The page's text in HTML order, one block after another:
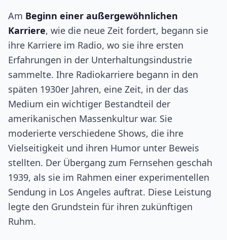
Am Beginn einer außergewöhnlichen
Karriere, wie die neue Zeit fordert, begann sie
ihre Karriere im Radio, wo sie ihre ersten
Erfahrungen in der Unterhaltungsindustrie
sammelte. Ihre Radiokarriere begann in den
späten 1930er Jahren, eine Zeit, in der das
Medium ein wichtiger Bestandteil der
amerikanischen Massenkultur war. Sie
moderierte verschiedene Shows, die ihre
Vielseitigkeit und ihren Humor unter Beweis
stellten. Der Übergang zum Fernsehen geschah
1939, als sie im Rahmen einer experimentellen
Sendung in Los Angeles auftrat. Diese Leistung
legte den Grundstein für ihren zukünftigen
Ruhm.